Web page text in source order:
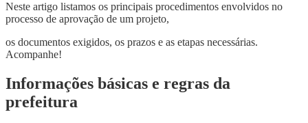
Neste artigo listamos os principais procedimentos envolvidos no
processo de aprovação de um projeto,
os documentos exigidos, os prazos e as etapas necessárias.
Acompanhe!
Informações básicas e regras da
prefeitura